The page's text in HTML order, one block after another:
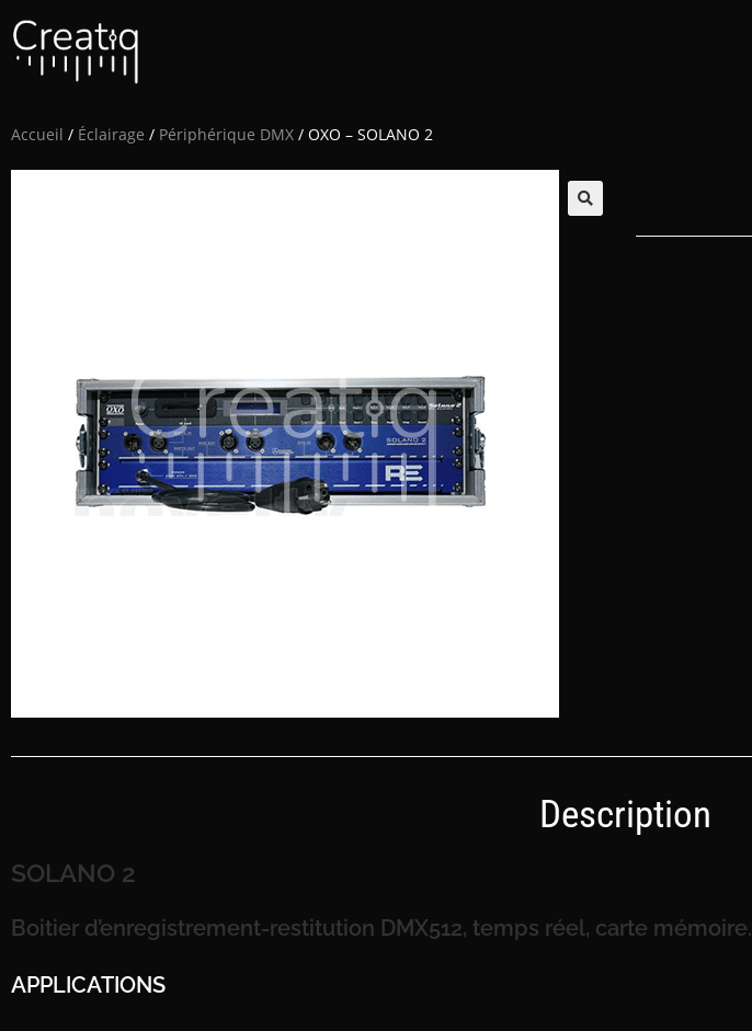
Accueil / Éclairage / Périphérique DMX / OXO – SOLANO 2
Description
SOLANO 2
Boitier d’enregistrement-restitution DMX512, temps réel, carte mémoire.
APPLICATIONS